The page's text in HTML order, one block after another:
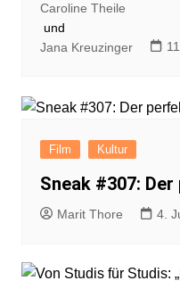
Caroline Theile
und
Jana Kreuzinger
Film Kultur
Sneak #307:
Marit Thore 4.